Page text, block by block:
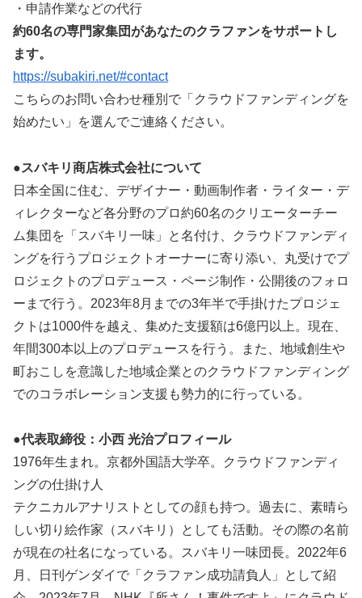
・申請作業などの代行
約60名の専門家集団があなたのクラファンをサポートし
ます。
https://subakiri.net/#contact
こちらのお問い合わせ種別で「クラウドファンディングを
始めたい」を選んでご連絡ください。
●スバキリ商店株式会社について
日本全国に住む、デザイナー・動画制作者・ライター・デ
ィレクターなど各分野のプロ約60名のクリエーターチー
ム集団を「スバキリ一味」と名付け、クラウドファンディ
ングを行うプロジェクトオーナーに寄り添い、丸受けでプ
ロジェクトのプロデュース・ページ制作・公開後のフォロ
ーまで行う。2023年8月までの3年半で手掛けたプロジェ
クトは1000件を越え、集めた支援額は6億円以上。現在、
年間300本以上のプロデュースを行う。また、地域創生や
町おこしを意識した地域企業とのクラウドファンディング
でのコラボレーション支援も勢力的に行っている。
●代表取締役：小西 光治プロフィール
1976年生まれ。京都外国語大学卒。クラウドファンディ
ングの仕掛け人
テクニカルアナリストとしての顔も持つ。過去に、素晴ら
しい切り絵作家（スバキリ）としても活動。その際の名前
が現在の社名になっている。スバキリ一味団長。2022年6
月、日刊ゲンダイで「クラファン成功請負人」として紹